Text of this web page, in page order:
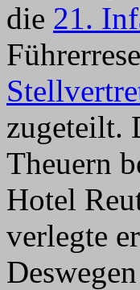
die 21.
zugeteilt.
Theuern
Hotel
verlegte